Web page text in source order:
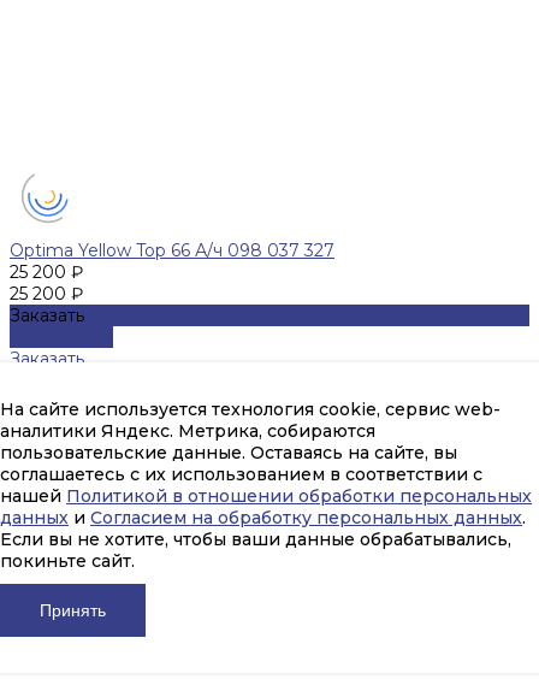
На сайте используется технология cookie, сервис web-
аналитики Яндекс. Метрика, собираются
пользовательские данные. Оставаясь на сайте, вы
соглашаетесь с их использованием в соответствии с
нашей Политикой в отношении обработки персональных
данных и Согласием на обработку персональных данных.
Если вы не хотите, чтобы ваши данные обрабатывались,
покиньте сайт.
Принять
Optima Yellow Top 66 А/ч 098 037 327
25 200 ₽
25 200 ₽
Заказать
Заказать